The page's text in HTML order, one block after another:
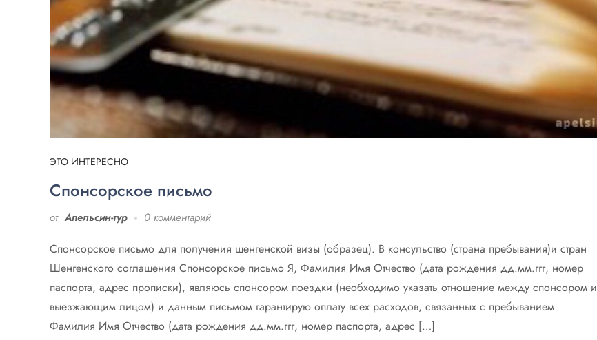
ЭТО ИНТЕРЕСНО
Спонсорское письмо
от Апельсин-тур 0 комментарий
Спонсорское письмо для получения шенгенской визы (образец). В консульство (страна пребывания)и стран
Шенгенского соглашения Спонсорское письмо Я, Фамилия Имя Отчество (дата рождения дд.мм.ггг, номер
паспорта, адрес прописки), являюсь спонсором поездки (необходимо указать отношение между спонсором и
выезжающим лицом) и данным письмом гарантирую оплату всех расходов, связанных с пребыванием
Фамилия Имя Отчество (дата рождения дд.мм.ггг, номер паспорта, адрес […]